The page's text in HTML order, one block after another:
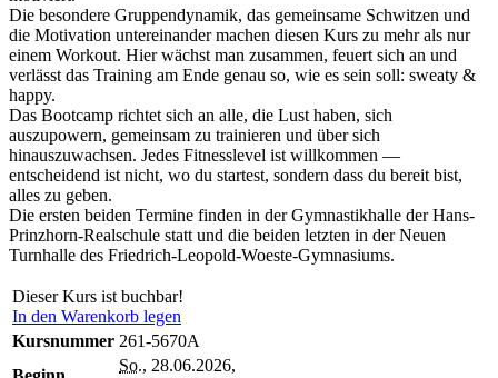
Die besondere Gruppendynamik, das gemeinsame Schwitzen und
die Motivation untereinander machen diesen Kurs zu mehr als nur
einem Workout. Hier wächst man zusammen, feuert sich an und
verlässt das Training am Ende genau so, wie es sein soll: sweaty &
happy.
Das Bootcamp richtet sich an alle, die Lust haben, sich
auszupowern, gemeinsam zu trainieren und über sich
hinauszuwachsen. Jedes Fitnesslevel ist willkommen —
entscheidend ist nicht, wo du startest, sondern dass du bereit bist,
alles zu geben.
Die ersten beiden Termine finden in der Gymnastikhalle der Hans-
Prinzhorn-Realschule statt und die beiden letzten in der Neuen
Turnhalle des Friedrich-Leopold-Woeste-Gymnasiums.
Dieser Kurs ist buchbar!
In den Warenkorb legen
Kursnummer 261-5670A
So., 28.06.2026,